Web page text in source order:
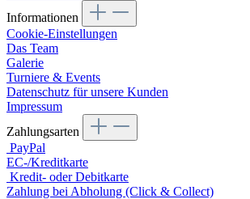
Informationen
Cookie-Einstellungen
Das Team
Galerie
Turniere & Events
Datenschutz für unsere Kunden
Impressum
Zahlungsarten
PayPal
EC-/Kreditkarte
Kredit- oder Debitkarte
Zahlung bei Abholung (Click & Collect)